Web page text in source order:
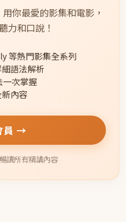
你最愛的影集和電影，
力和口說！
等熱門影集全系列
語法解析
一次掌握
內容
員 →
讀所有精講內容